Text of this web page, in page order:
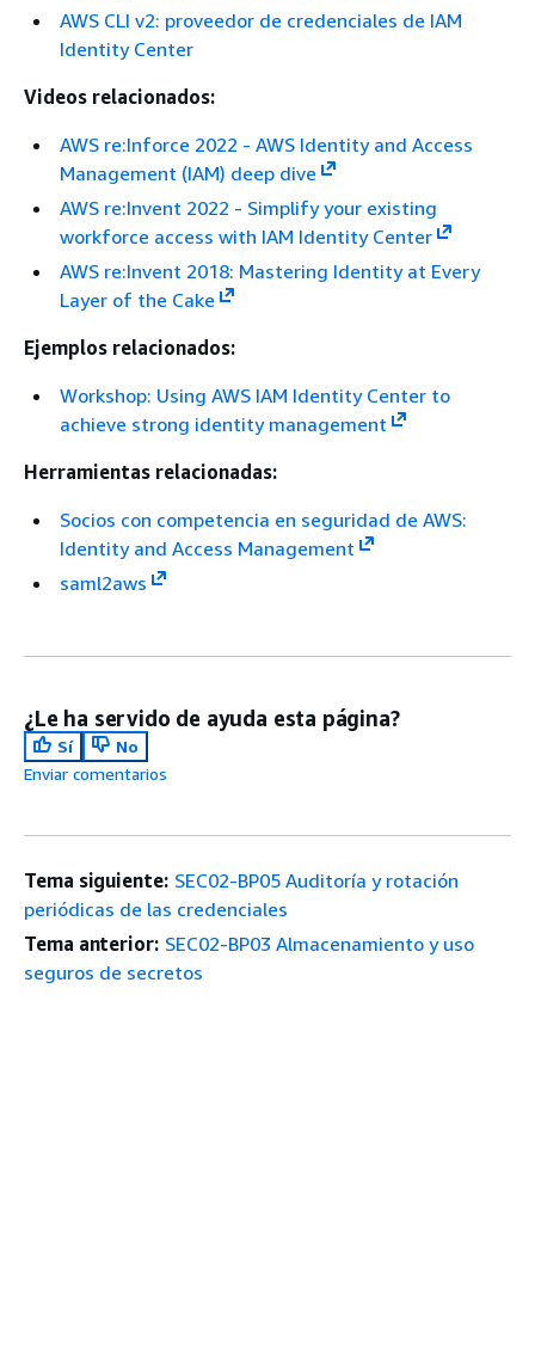
AWS CLI v2: proveedor de credenciales de IAM
Identity Center
Videos relacionados:
AWS re:Inforce 2022 - AWS Identity and Access
Management (IAM) deep dive
AWS re:Invent 2022 - Simplify your existing
workforce access with IAM Identity Center
AWS re:Invent 2018: Mastering Identity at Every
Layer of the Cake
Ejemplos relacionados:
Workshop: Using AWS IAM Identity Center to
achieve strong identity management
Herramientas relacionadas:
Socios con competencia en seguridad de AWS:
Identity and Access Management
saml2aws
¿Le ha servido de ayuda esta página?
Sí
No
Enviar comentarios
Tema siguiente: SEC02-BP05 Auditoría y rotación
periódicas de las credenciales
Tema anterior: SEC02-BP03 Almacenamiento y uso
seguros de secretos